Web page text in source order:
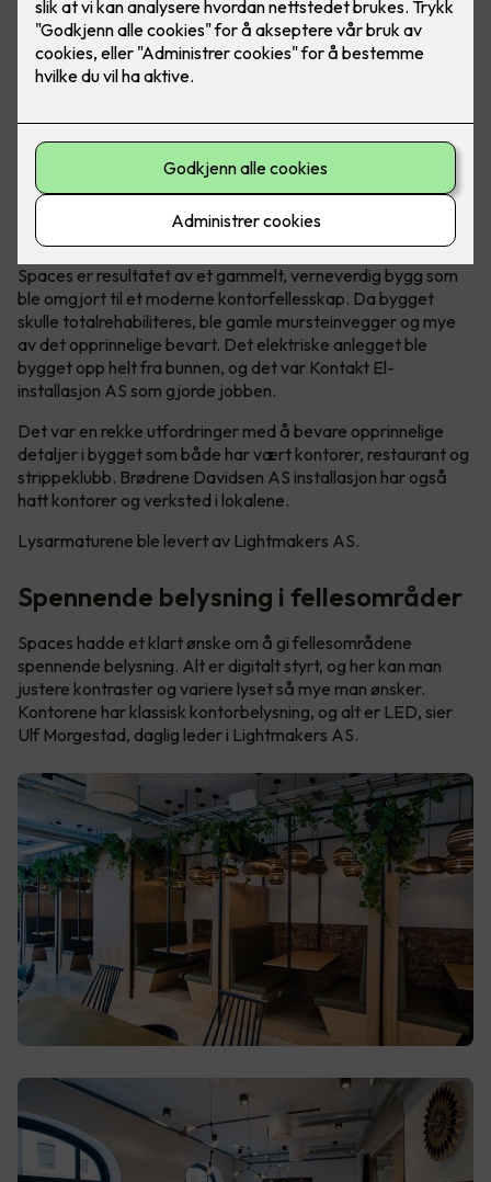
Verneverdig bygg omgjort til
kontorfellesskap
Spaces er resultatet av et gammelt, verneverdig bygg som
ble omgjort til et moderne kontorfellesskap. Da bygget
skulle totalrehabiliteres, ble gamle mursteinvegger og mye
av det opprinnelige bevart. Det elektriske anlegget ble
bygget opp helt fra bunnen, og det var Kontakt El-
installasjon AS som gjorde jobben.
Det var en rekke utfordringer med å bevare opprinnelige
detaljer i bygget som både har vært kontorer, restaurant og
strippeklubb. Brødrene Davidsen AS installasjon har også
hatt kontorer og verksted i lokalene.
Lysarmaturene ble levert av Lightmakers AS.
Spennende belysning i fellesområder
Spaces hadde et klart ønske om å gi fellesområdene
spennende belysning. Alt er digitalt styrt, og her kan man
justere kontraster og variere lyset så mye man ønsker.
Kontorene har klassisk kontorbelysning, og alt er LED, sier
Ulf Morgestad, daglig leder i Lightmakers AS.